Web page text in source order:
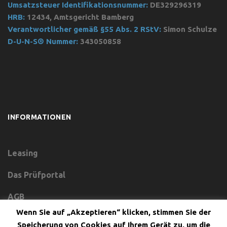
Umsatzsteuer Identifikationsnummer: DE329296319
HRB: 12434, Amtsgericht Bamberg
Verantwortlicher gemäß §55 Abs. 2 RStV: Simon Schulze
D-U-N-S® Nummer: 343050858
INFORMATIONEN
Leasing
Das Prüfportal
AGB
Datenschutzerklärung
Wenn Sie auf „Akzeptieren“ klicken, stimmen Sie der
Speicherung von Cookies auf Ihrem Gerät zu, um die